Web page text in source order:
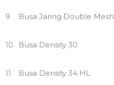
9 Busa Jaring Double Mesh
10 Busa Density 30
11 Busa Density 34 HL